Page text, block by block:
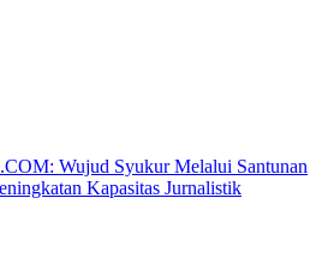
Wujud Syukur Melalui Santunan
Kapasitas Jurnalistik